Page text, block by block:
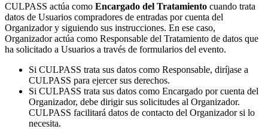
CULPASS actúa como Encargado del Tratamiento cuando trata
datos de Usuarios compradores de entradas por cuenta del
Organizador y siguiendo sus instrucciones. En ese caso,
Organizador actúa como Responsable del Tratamiento de datos que
ha solicitado a Usuarios a través de formularios del evento.
Si CULPASS trata sus datos como Responsable, diríjase a
CULPASS para ejercer sus derechos.
Si CULPASS trata sus datos como Encargado por cuenta del
Organizador, debe dirigir sus solicitudes al Organizador.
CULPASS facilitará datos de contacto del Organizador si lo
necesita.